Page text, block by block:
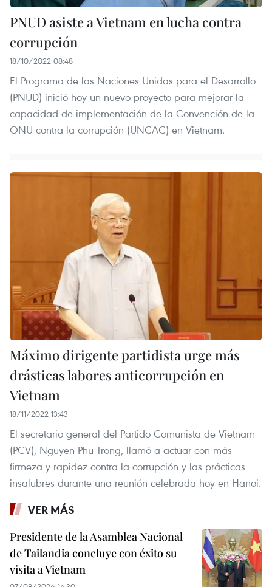
PNUD asiste a Vietnam en lucha contra
corrupción
18/10/2022 08:48
El Programa de las Naciones Unidas para el Desarrollo
(PNUD) inició hoy un nuevo proyecto para mejorar la
capacidad de implementación de la Convención de la
ONU contra la corrupción (UNCAC) en Vietnam.
Máximo dirigente partidista urge más
drásticas labores anticorrupción en
Vietnam
18/11/2022 13:43
El secretario general del Partido Comunista de Vietnam
(PCV), Nguyen Phu Trong, llamó a actuar con más
firmeza y rapidez contra la corrupción y las prácticas
insalubres durante una reunión celebrada hoy en Hanoi.
VER MÁS
Presidente de la Asamblea Nacional
de Tailandia concluye con éxito su
visita a Vietnam